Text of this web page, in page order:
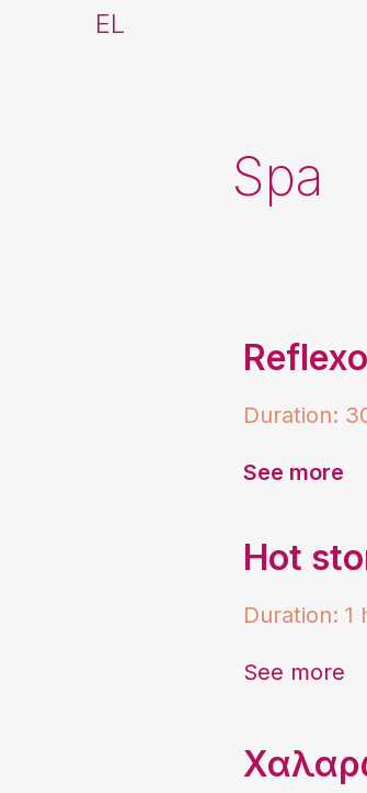
EL
Spa
Duration:
See more
Hot
Duration: 1
See more